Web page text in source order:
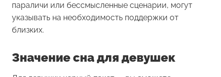
параличи или бессмысленные сценарии, могут
указывать на необходимость поддержки от
близких.
Значение сна для девушек